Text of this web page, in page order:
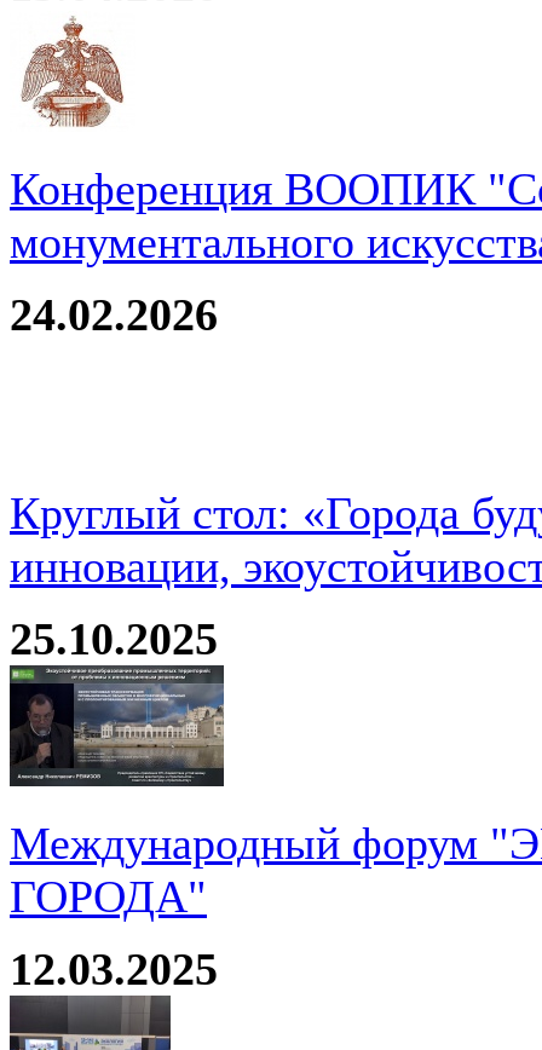
Конференция ВООПИК
монументального
24.02.2026
Круглый стол: «Города
инновации,
25.10.2025
Международный
ГОРОДА"
12.03.2025